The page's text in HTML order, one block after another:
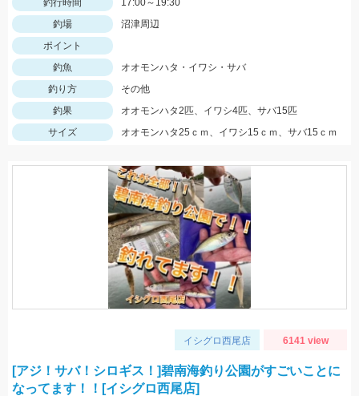
釣行時間
17:00～19:30
釣場
沼津周辺
ポイント
釣魚
オオモンハタ・イワシ・サバ
釣り方
その他
釣果
オオモンハタ2匹、イワシ4匹、サバ15匹
サイズ
オオモンハタ25ｃｍ、イワシ15ｃｍ、サバ15ｃｍ
イシグロ西尾店 6141 view
[アジ！サバ！シロギス！]碧南海釣り公園がすごいことに
なってます！！[イシグロ西尾店]